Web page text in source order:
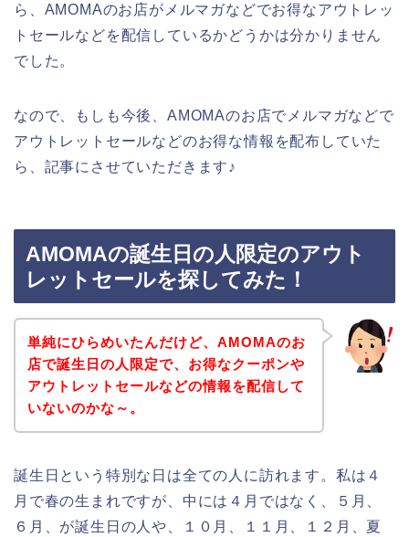
ら、AMOMAのお店がメルマガなどでお得なアウトレッ
トセールなどを配信しているかどうかは分かりません
でした。
なので、もしも今後、AMOMAのお店でメルマガなどで
アウトレットセールなどのお得な情報を配布していた
ら、記事にさせていただきます♪
AMOMAの誕生日の人限定のアウト
レットセールを探してみた！
単純にひらめいたんだけど、AMOMAのお
店で誕生日の人限定で、お得なクーポンや
アウトレットセールなどの情報を配信して
いないのかな～。
誕生日という特別な日は全ての人に訪れます。私は４
月で春の生まれですが、中には４月ではなく、５月、
６月、が誕生日の人や、１０月、１１月、１２月、夏